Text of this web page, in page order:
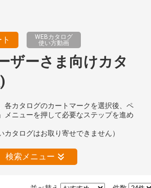
WEBカタログ
使い方動画
ザーさま向けカタ
各カタログのカートマークを選択後、ペ
メニューを押して必要なステップを進め
カタログはお取り寄せできません）
検索メニュー